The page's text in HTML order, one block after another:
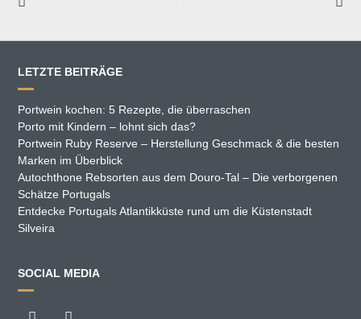
LETZTE BEITRÄGE
Portwein kochen: 5 Rezepte, die überraschen
Porto mit Kindern – lohnt sich das?
Portwein Ruby Reserve – Herstellung Geschmack & die besten
Marken im Überblick
Autochthone Rebsorten aus dem Douro-Tal – Die verborgenen
Schätze Portugals
Entdecke Portugals Atlantikküste rund um die Küstenstadt
Silveira
SOCIAL MEDIA